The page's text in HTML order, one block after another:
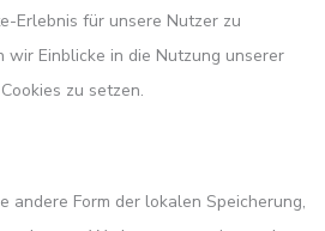
Erlebnis für unsere Nutzer zu
wir Einblicke in die Nutzung unserer
zu setzen.
andere Form der lokalen Speicherung,